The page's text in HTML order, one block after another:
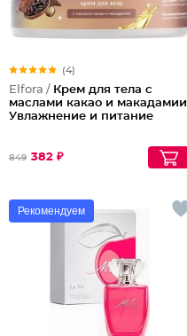
(4)
Elfora / Крем для тела с
маслами какао и макадамии
Увлажнение и питание
849 382 ₽
Рекомендуем